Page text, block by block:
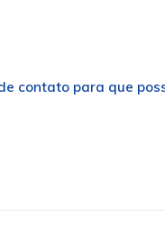
contato para que